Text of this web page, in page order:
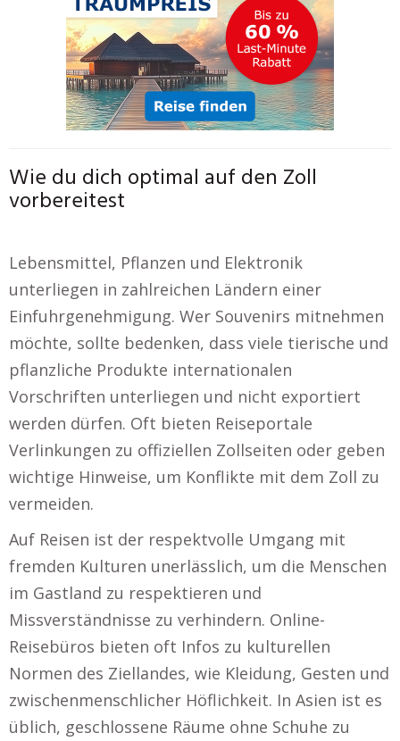
Wie du dich optimal auf den Zoll
vorbereitest
Lebensmittel, Pflanzen und Elektronik
unterliegen in zahlreichen Ländern einer
Einfuhrgenehmigung. Wer Souvenirs mitnehmen
möchte, sollte bedenken, dass viele tierische und
pflanzliche Produkte internationalen
Vorschriften unterliegen und nicht exportiert
werden dürfen. Oft bieten Reiseportale
Verlinkungen zu offiziellen Zollseiten oder geben
wichtige Hinweise, um Konflikte mit dem Zoll zu
vermeiden.
Auf Reisen ist der respektvolle Umgang mit
fremden Kulturen unerlässlich, um die Menschen
im Gastland zu respektieren und
Missverständnisse zu verhindern. Online-
Reisebüros bieten oft Infos zu kulturellen
Normen des Ziellandes, wie Kleidung, Gesten und
zwischenmenschlicher Höflichkeit. In Asien ist es
üblich, geschlossene Räume ohne Schuhe zu